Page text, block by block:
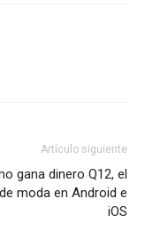
Artículo siguiente
gana dinero Q12, el
moda en Android e
iOS